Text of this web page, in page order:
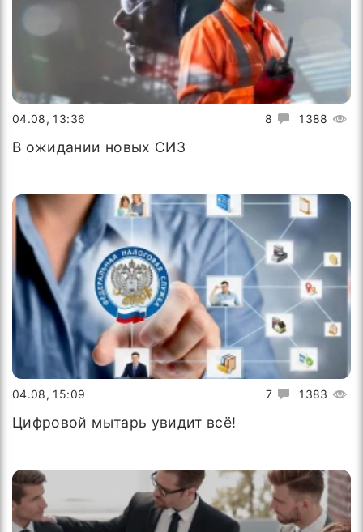
8 1388
04.08, 13:36
В ожидании новых СИЗ
7 1383
04.08, 15:09
Цифровой мытарь увидит всё!